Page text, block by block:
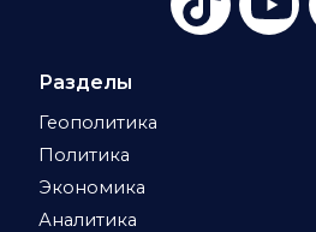
Разделы
Геополитика
Политика
Экономика
Аналитика